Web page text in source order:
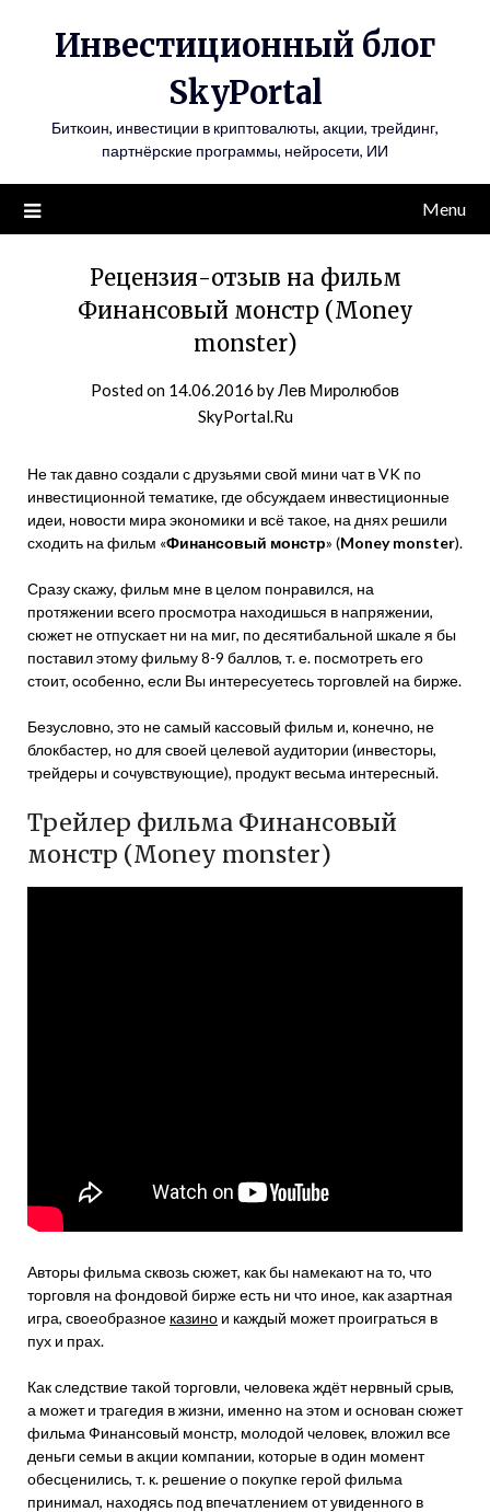
Инвестиционный блог
SkyPortal
Биткоин, инвестиции в криптовалюты, акции, трейдинг,
партнёрские программы, нейросети, ИИ
Menu
Рецензия-отзыв на фильм
Финансовый монстр (Money
monster)
Posted on 14.06.2016 byЛев Миролюбов
SkyPortal.Ru
Не так давно создали с друзьями свой мини чат в VK по
инвестиционной тематике, где обсуждаем инвестиционные
идеи, новости мира экономики и всё такое, на днях решили
сходить на фильм «Финансовый монстр» (Money monster).
Сразу скажу, фильм мне в целом понравился, на
протяжении всего просмотра находишься в напряжении,
сюжет не отпускает ни на миг, по десятибальной шкале я бы
поставил этому фильму 8-9 баллов, т. е. посмотреть его
стоит, особенно, если Вы интересуетесь торговлей на бирже.
Безусловно, это не самый кассовый фильм и, конечно, не
блокбастер, но для своей целевой аудитории (инвесторы,
трейдеры и сочувствующие), продукт весьма интересный.
Трейлер фильма Финансовый
монстр (Money monster)
Авторы фильма сквозь сюжет, как бы намекают на то, что
торговля на фондовой бирже есть ни что иное, как азартная
игра, своеобразное казино и каждый может проиграться в
пух и прах.
Как следствие такой торговли, человека ждёт нервный срыв,
а может и трагедия в жизни, именно на этом и основан сюжет
фильма Финансовый монстр, молодой человек, вложил все
деньги семьи в акции компании, которые в один момент
обесценились, т. к. решение о покупке герой фильма
принимал, находясь под впечатлением от увиденного в